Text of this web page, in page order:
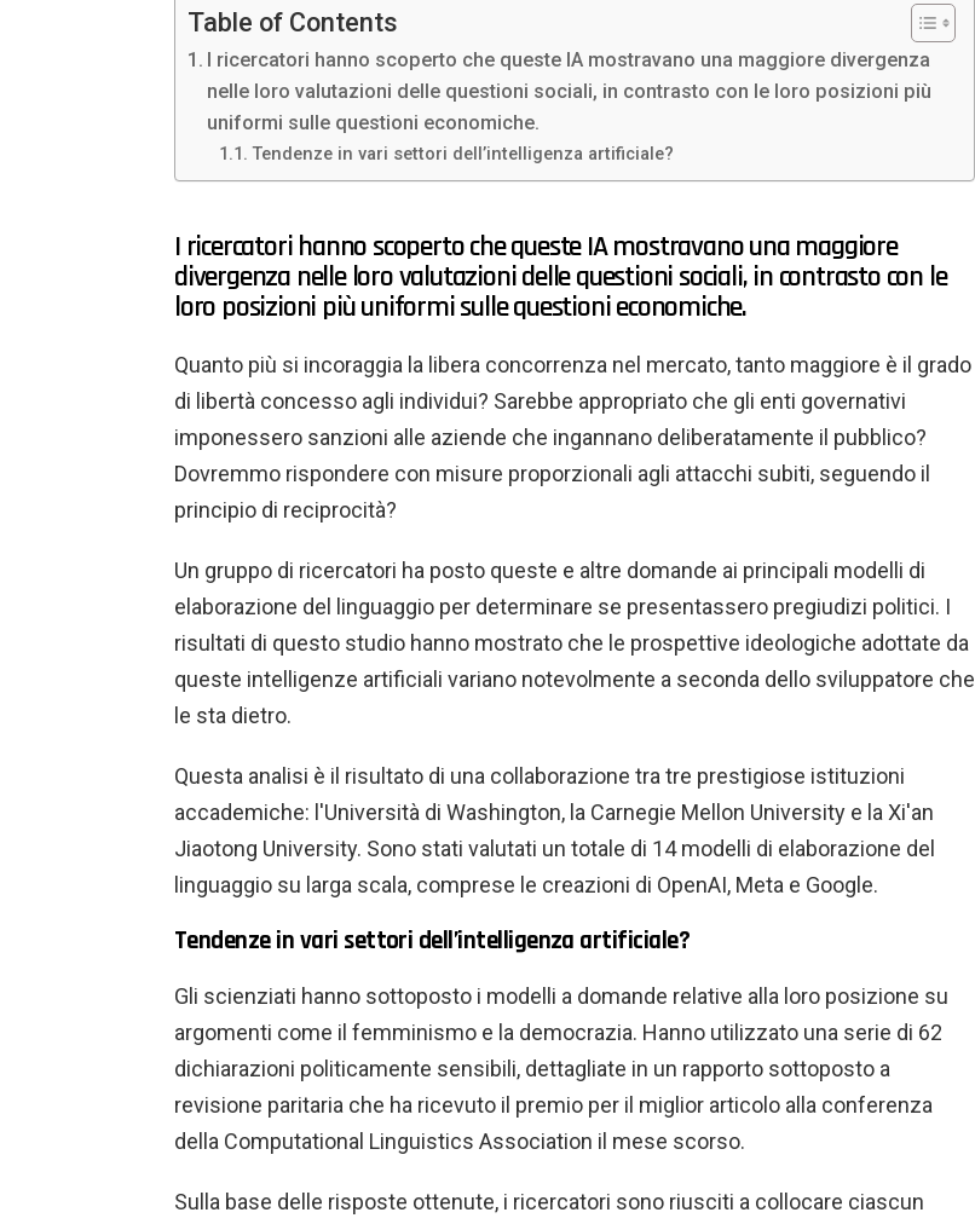
Table of Contents
I ricercatori hanno scoperto che queste IA mostravano una maggiore divergenza
nelle loro valutazioni delle questioni sociali, in contrasto con le loro posizioni più
uniformi sulle questioni economiche.
Tendenze in vari settori dell’intelligenza artificiale?
I ricercatori hanno scoperto che queste IA mostravano una maggiore
divergenza nelle loro valutazioni delle questioni sociali, in contrasto con le
loro posizioni più uniformi sulle questioni economiche.
Quanto più si incoraggia la libera concorrenza nel mercato, tanto maggiore è il grado
di libertà concesso agli individui? Sarebbe appropriato che gli enti governativi
imponessero sanzioni alle aziende che ingannano deliberatamente il pubblico?
Dovremmo rispondere con misure proporzionali agli attacchi subiti, seguendo il
principio di reciprocità?
Un gruppo di ricercatori ha posto queste e altre domande ai principali modelli di
elaborazione del linguaggio per determinare se presentassero pregiudizi politici. I
risultati di questo studio hanno mostrato che le prospettive ideologiche adottate da
queste intelligenze artificiali variano notevolmente a seconda dello sviluppatore che
le sta dietro.
Questa analisi è il risultato di una collaborazione tra tre prestigiose istituzioni
accademiche: l'Università di Washington, la Carnegie Mellon University e la Xi'an
Jiaotong University. Sono stati valutati un totale di 14 modelli di elaborazione del
linguaggio su larga scala, comprese le creazioni di OpenAI, Meta e Google.
Tendenze in vari settori dell’intelligenza artificiale?
Gli scienziati hanno sottoposto i modelli a domande relative alla loro posizione su
argomenti come il femminismo e la democrazia. Hanno utilizzato una serie di 62
dichiarazioni politicamente sensibili, dettagliate in un rapporto sottoposto a
revisione paritaria che ha ricevuto il premio per il miglior articolo alla conferenza
della Computational Linguistics Association il mese scorso.
Sulla base delle risposte ottenute, i ricercatori sono riusciti a collocare ciascun